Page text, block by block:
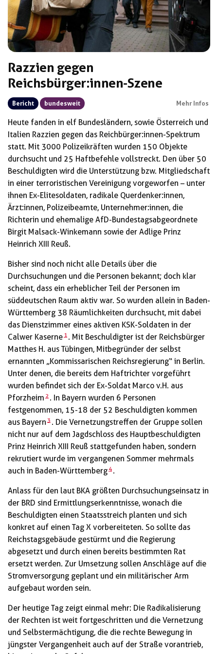
Razzien gegen
Reichsbürger:innen-Szene
Bericht bundesweit Mehr Infos
Heute fanden in elf Bundesländern, sowie Österreich und
Italien Razzien gegen das Reichbürger:innen-Spektrum
statt. Mit 3000 Polizeikräften wurden 150 Objekte
durchsucht und 25 Haftbefehle vollstreckt. Den über 50
Beschuldigten wird die Unterstützung bzw. Mitgliedschaft
in einer terroristischen Vereinigung vorgeworfen – unter
ihnen Ex-Elitesoldaten, radikale Querdenker:innen,
Ärzt:innen, Polizeibeamte, Unternehmer:innen, die
Richterin und ehemalige AfD-Bundestagsabgeordnete
Birgit Malsack-Winkemann sowie der Adlige Prinz
Heinrich XIII Reuß.
Bisher sind noch nicht alle Details über die
Durchsuchungen und die Personen bekannt; doch klar
scheint, dass ein erheblicher Teil der Personen im
süddeutschen Raum aktiv war. So wurden allein in Baden-
Württemberg 38 Räumlichkeiten durchsucht, mit dabei
das Dienstzimmer eines aktiven KSK-Soldaten in der
Calwer Kaserne 1 . Mit Beschuldigter ist der Reichsbürger
Matthes H. aus Tübingen, Mitbegründer der selbst
ernannten „Kommissarischen Reichsregierung“ in Berlin.
Unter denen, die bereits dem Haftrichter vorgeführt
wurden befindet sich der Ex-Soldat Marco v.H. aus
Pforzheim 2 . In Bayern wurden 6 Personen
festgenommen, 15-18 der 52 Beschuldigten kommen
aus Bayern 3 . Die Vernetzungstreffen der Gruppe sollen
nicht nur auf dem Jagdschloss des Hauptbeschuldigten
Prinz Heinrich XIII Reuß stattgefunden haben, sondern
rekrutiert wurde im vergangenen Sommer mehrmals
auch in Baden-Württemberg4 .
Anlass für den laut BKA größten Durchsuchungseinsatz in
der BRD sind Ermittlungserkenntnisse, wonach die
Beschuldigten einen Staatsstreich planten und sich
konkret auf einen Tag X vorbereiteten. So sollte das
Reichstagsgebäude gestürmt und die Regierung
abgesetzt und durch einen bereits bestimmten Rat
ersetzt werden. Zur Umsetzung sollen Anschläge auf die
Stromversorgung geplant und ein militärischer Arm
aufgebaut worden sein.
Der heutige Tag zeigt einmal mehr: Die Radikalisierung
der Rechten ist weit fortgeschritten und die Vernetzung
und Selbstermächtigung, die die rechte Bewegung in
jüngster Vergangenheit auch auf der Straße vorantrieb,